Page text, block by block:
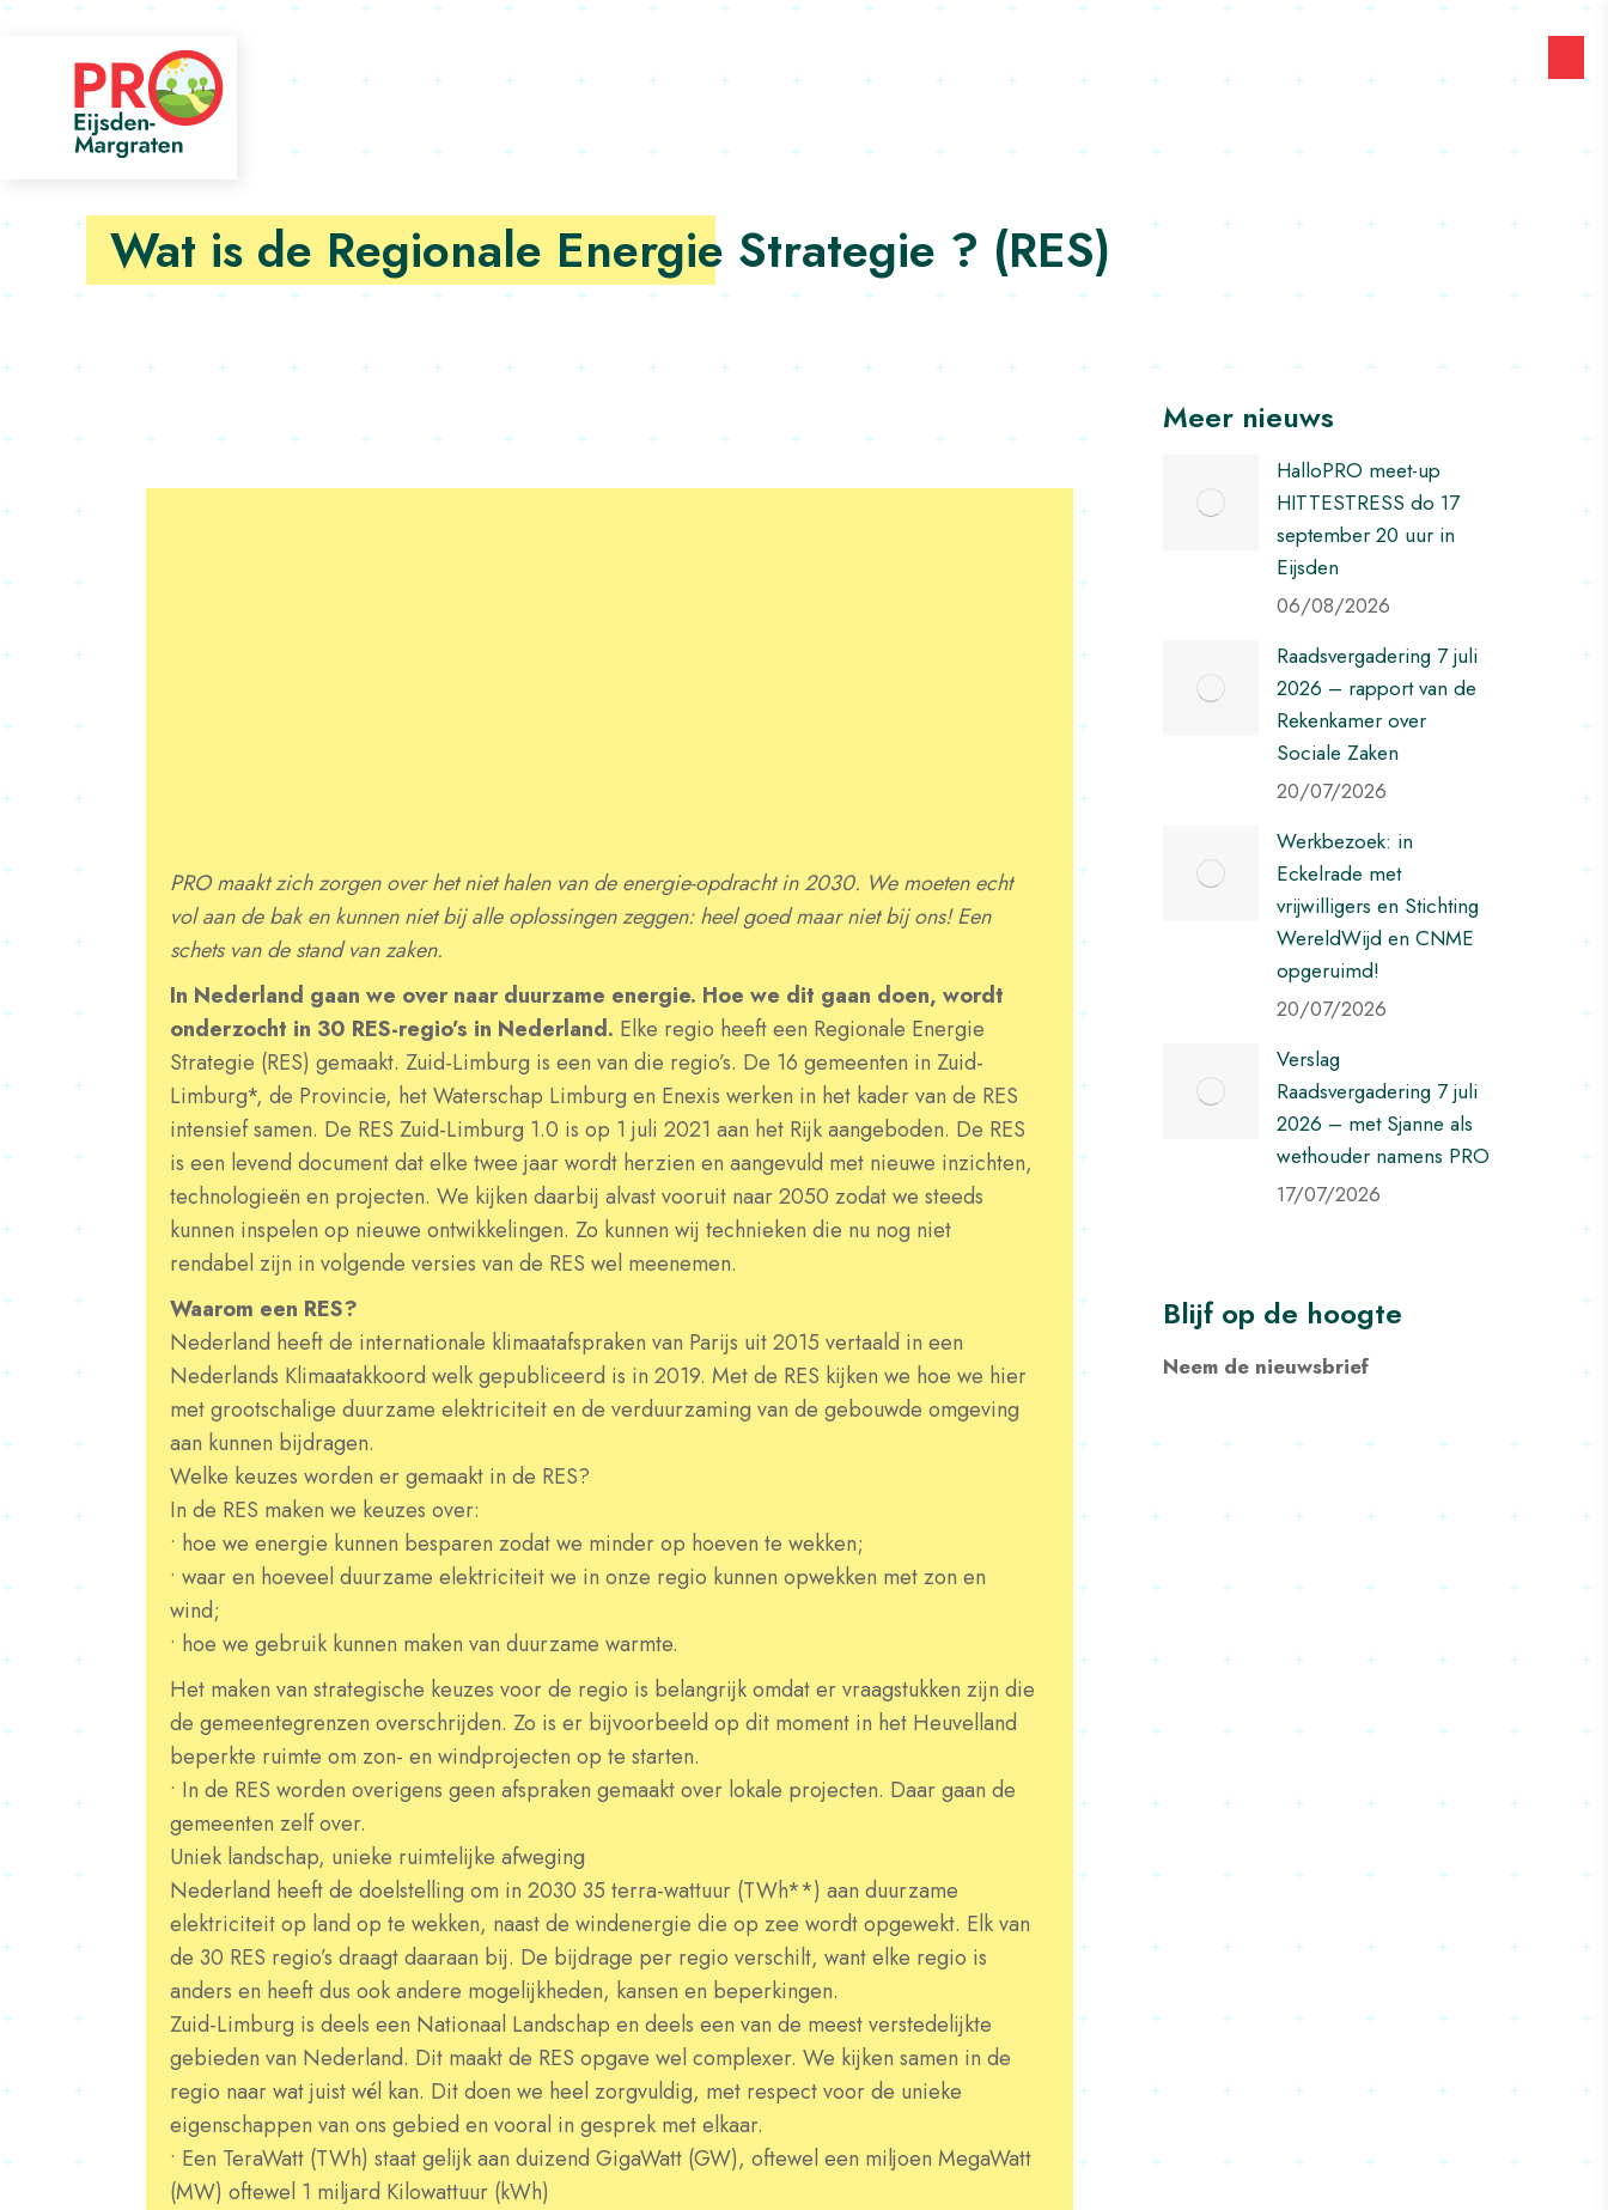
Wat is de Regionale Energie Strategie ? (RES)
PRO maakt zich zorgen over het niet halen van de energie-opdracht in 2030. We moeten echt
vol aan de bak en kunnen niet bij alle oplossingen zeggen: heel goed maar niet bij ons! Een
schets van de stand van zaken.
In Nederland gaan we over naar duurzame energie. Hoe we dit gaan doen, wordt
onderzocht in 30 RES-regio’s in Nederland. Elke regio heeft een Regionale Energie
Strategie (RES) gemaakt. Zuid-Limburg is een van die regio’s. De 16 gemeenten in Zuid-
Limburg*, de Provincie, het Waterschap Limburg en Enexis werken in het kader van de RES
intensief samen. De RES Zuid-Limburg 1.0 is op 1 juli 2021 aan het Rijk aangeboden. De RES
is een levend document dat elke twee jaar wordt herzien en aangevuld met nieuwe inzichten,
technologieën en projecten. We kijken daarbij alvast vooruit naar 2050 zodat we steeds
kunnen inspelen op nieuwe ontwikkelingen. Zo kunnen wij technieken die nu nog niet
rendabel zijn in volgende versies van de RES wel meenemen.
Waarom een RES?
Nederland heeft de internationale klimaatafspraken van Parijs uit 2015 vertaald in een
Nederlands Klimaatakkoord welk gepubliceerd is in 2019. Met de RES kijken we hoe we hier
met grootschalige duurzame elektriciteit en de verduurzaming van de gebouwde omgeving
aan kunnen bijdragen.
Welke keuzes worden er gemaakt in de RES?
In de RES maken we keuzes over:
• hoe we energie kunnen besparen zodat we minder op hoeven te wekken;
• waar en hoeveel duurzame elektriciteit we in onze regio kunnen opwekken met zon en
wind;
• hoe we gebruik kunnen maken van duurzame warmte.
Het maken van strategische keuzes voor de regio is belangrijk omdat er vraagstukken zijn die
de gemeentegrenzen overschrijden. Zo is er bijvoorbeeld op dit moment in het Heuvelland
beperkte ruimte om zon- en windprojecten op te starten.
• In de RES worden overigens geen afspraken gemaakt over lokale projecten. Daar gaan de
gemeenten zelf over.
Uniek landschap, unieke ruimtelijke afweging
Nederland heeft de doelstelling om in 2030 35 terra-wattuur (TWh**) aan duurzame
elektriciteit op land op te wekken, naast de windenergie die op zee wordt opgewekt. Elk van
de 30 RES regio’s draagt daaraan bij. De bijdrage per regio verschilt, want elke regio is
anders en heeft dus ook andere mogelijkheden, kansen en beperkingen.
Zuid-Limburg is deels een Nationaal Landschap en deels een van de meest verstedelijkte
gebieden van Nederland. Dit maakt de RES opgave wel complexer. We kijken samen in de
regio naar wat juist wél kan. Dit doen we heel zorgvuldig, met respect voor de unieke
eigenschappen van ons gebied en vooral in gesprek met elkaar.
• Een TeraWatt (TWh) staat gelijk aan duizend GigaWatt (GW), oftewel een miljoen MegaWatt
(MW) oftewel 1 miljard Kilowattuur (kWh)
Meer nieuws
HalloPRO meet-up
HITTESTRESS do 17
september 20 uur in
Eijsden
06/08/2026
Raadsvergadering 7 juli
2026 – rapport van de
Rekenkamer over
Sociale Zaken
20/07/2026
Werkbezoek: in
Eckelrade met
vrijwilligers en Stichting
WereldWijd en CNME
opgeruimd!
20/07/2026
Verslag
Raadsvergadering 7 juli
2026 – met Sjanne als
wethouder namens PRO
17/07/2026
Blijf op de hoogte
Neem de nieuwsbrief